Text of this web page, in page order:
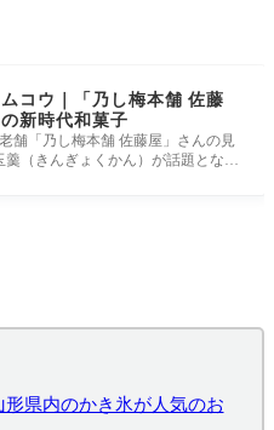
ムコウ｜「乃し梅本舗 佐藤
新時代和菓子
舗「乃し梅本舗 佐藤屋」さんの見
羹（きんぎょくかん）が話題となっ
形県内のかき氷が人気のお